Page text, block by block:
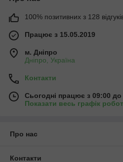
100% позитивних з 128
Працює з 15.05.2019
м. Дніпро
Дніпро, Україна
Контакти
Сьогодні працює з 09:00 до
Показати весь графік
Про нас
Контакти